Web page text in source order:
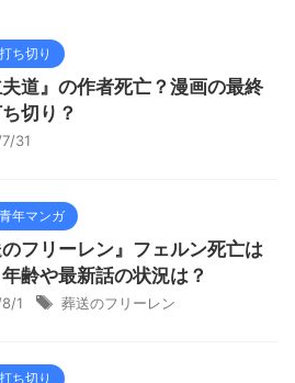
ち切り
夫道』の作者死亡？漫画の最終
切り？
31
年マンガ
のフリーレン』フェルン死亡は
齢や最新話の状況は？
1 葬送のフリーレン
ち切り